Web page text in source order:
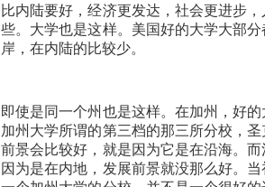
比内陆要好，经济更发达，社会更进步
些。大学也是这样。美国好的大学大部
岸，在内陆的比较少。
即使是同一个州也是这样。在加州，好
加州大学所谓的第三档的那三所分校，
前景会比较好，就是因为它是在沿海。
因为是在内地，发展前景就没那么好。